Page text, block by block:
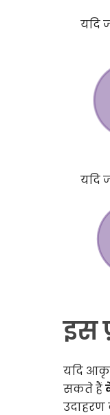
यदि
यदि
इस
यदि
सकते हैं
उदाहरण